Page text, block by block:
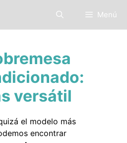
Menú
versátil
el modelo más
encontrar